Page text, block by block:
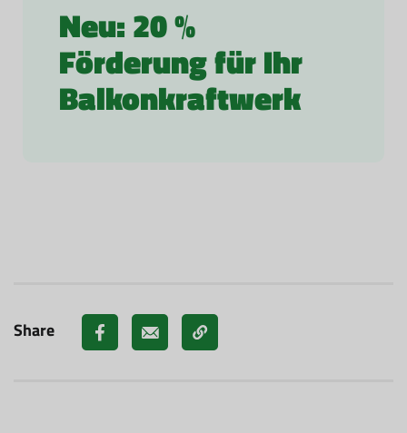
Neu: 20 %
Förderung für Ihr
Balkonkraftwerk
Share